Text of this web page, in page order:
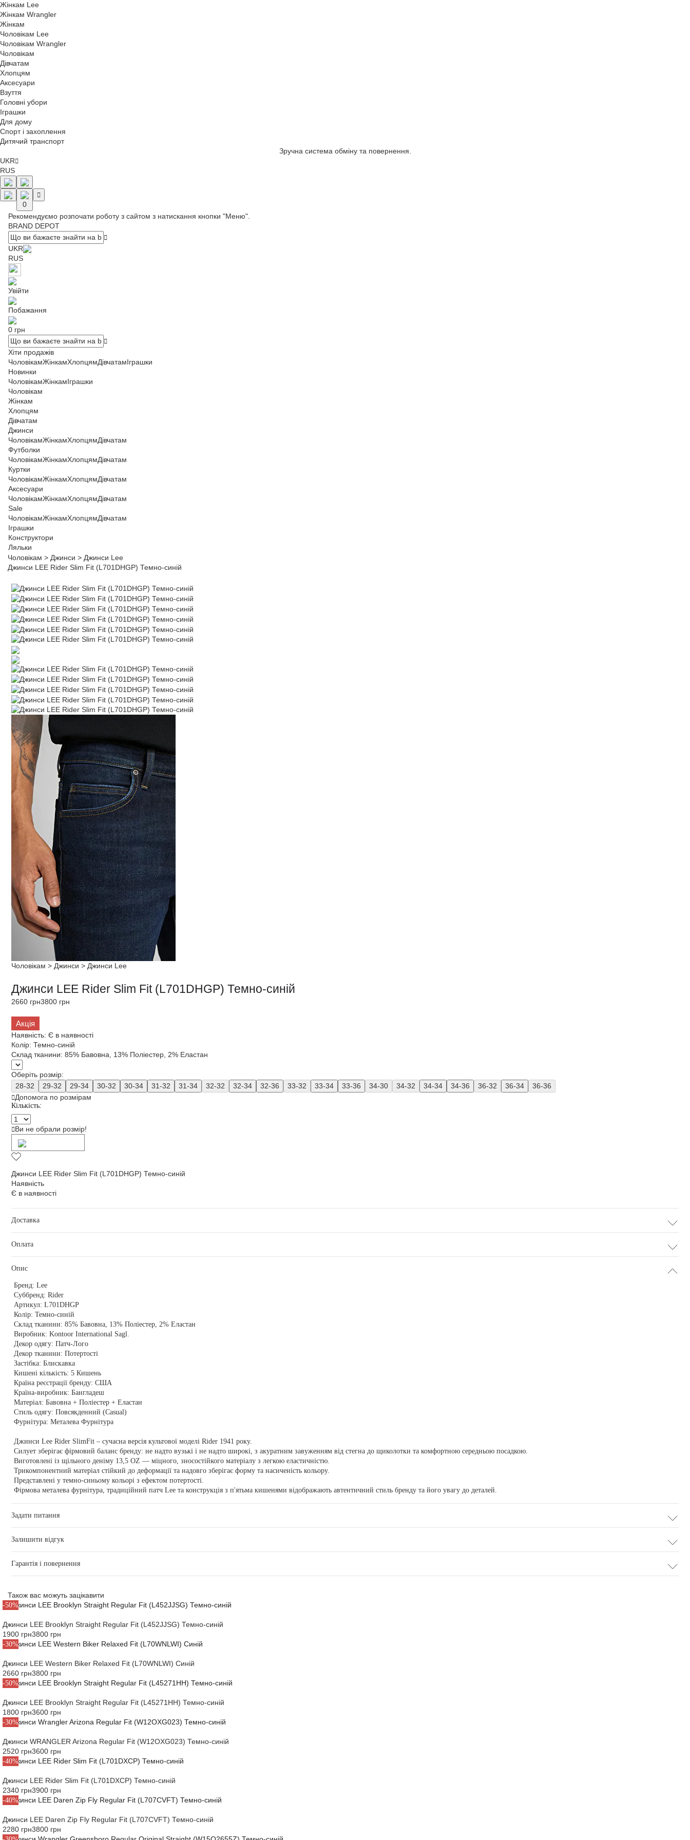
Жінкам Lee
Жінкам Wrangler
Жінкам
Чоловікам Lee
Чоловікам Wrangler
Чоловікам
Дівчатам
Хлопцям
Аксесуари
Взуття
Головні убори
Іграшки
Для дому
Спорт і захоплення
Дитячий транспорт
Зручна система обміну та повернення.
UKR
RUS
0
Рекомендуємо розпочати роботу з сайтом з натискання кнопки "Меню".
BRAND DEPOT
UKR
RUS
Увійти
Побажання
0 грн
Хіти продажів
ЧоловікамЖінкамХлопцямДівчатамІграшки
Новинки
ЧоловікамЖінкамІграшки
Чоловікам
Жінкам
Хлопцям
Дівчатам
Джинси
ЧоловікамЖінкамХлопцямДівчатам
Футболки
ЧоловікамЖінкамХлопцямДівчатам
Куртки
ЧоловікамЖінкамХлопцямДівчатам
Аксесуари
ЧоловікамЖінкамХлопцямДівчатам
Sale
ЧоловікамЖінкамХлопцямДівчатам
Іграшки
Конструктори
Ляльки
Чоловікам > Джинси > Джинси Lee
Джинси LEE Rider Slim Fit (L701DHGP) Темно-синій
Чоловікам > Джинси > Джинси Lee
Джинси LEE Rider Slim Fit (L701DHGP) Темно-синій
2660 грн3800 грн
Акція
Наявність: Є в наявності
Колір: Темно-синій
Склад тканини: 85% Бавовна, 13% Поліестер, 2% Еластан
Оберіть розмір:
28-32
29-32 29-34 30-32 30-34 31-32 31-34 32-32 32-34 32-36 33-32 33-34 33-36 34-30 34-32 34-34 34-36 36-32 36-34
36-36
Допомога по розмірам
Кількість:
Ви не обрали розмір!
Додати в кошик
Джинси LEE Rider Slim Fit (L701DHGP) Темно-синій
Наявність
Є в наявності
Доставка
Оплата
Опис
Бренд: Lee
Суббренд: Rider
Артикул: L701DHGP
Колір: Темно-синій
Склад тканини: 85% Бавовна, 13% Поліестер, 2% Еластан
Виробник: Kontoor International Sagl.
Декор одягу: Патч-Лого
Декор тканини: Потертості
Застібка: Блискавка
Кишені кількість: 5 Кишень
Країна реєстрації бренду: США
Країна-виробник: Бангладеш
Матеріал: Бавовна + Поліестер + Еластан
Стиль одягу: Повсякденний (Casual)
Фурнітура: Металева Фурнітура
Джинси Lee Rider SlimFit – сучасна версія культової моделі Rider 1941 року.
Силует зберігає фірмовий баланс бренду: не надто вузькі і не надто широкі, з акуратним завуженням від стегна до щиколотки та комфортною середньою посадкою.
Виготовлені із щільного деніму 13,5 OZ — міцного, зносостійкого матеріалу з легкою еластичністю.
Трикомпонентний матеріал стійкий до деформації та надовго зберігає форму та насиченість кольору.
Представлені у темно-синьому кольорі з ефектом потертості.
Фірмова металева фурнітура, традиційний патч Lee та конструкція з п'ятьма кишенями відображають автентичний стиль бренду та його увагу до деталей.
Задати питання
Залишити відгук
Гарантія і повернення
Також вас можуть зацікавити
-50%
Джинси LEE Brooklyn Straight Regular Fit (L452JJSG) Темно-синій
1900 грн3800 грн
-30%
Джинси LEE Western Biker Relaxed Fit (L70WNLWI) Синій
2660 грн3800 грн
-50%
Джинси LEE Brooklyn Straight Regular Fit (L45271HH) Темно-синій
1800 грн3600 грн
-30%
Джинси WRANGLER Arizona Regular Fit (W12OXG023) Темно-синій
2520 грн3600 грн
-40%
Джинси LEE Rider Slim Fit (L701DXCP) Темно-синій
2340 грн3900 грн
-40%
Джинси LEE Daren Zip Fly Regular Fit (L707CVFT) Темно-синій
2280 грн3800 грн